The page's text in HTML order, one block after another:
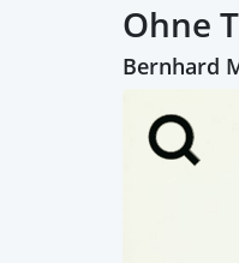
Ohne
Bernhard